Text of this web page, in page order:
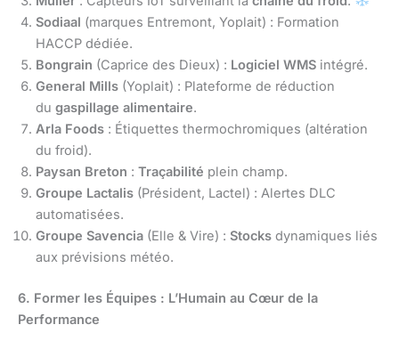
Sodiaal (marques Entremont, Yoplait) : Formation
HACCP dédiée.
Bongrain (Caprice des Dieux) : Logiciel WMS intégré.
General Mills (Yoplait) : Plateforme de réduction
du gaspillage alimentaire.
Arla Foods : Étiquettes thermochromiques (altération
du froid).
Paysan Breton : Traçabilité plein champ.
Groupe Lactalis (Président, Lactel) : Alertes DLC
automatisées.
Groupe Savencia (Elle & Vire) : Stocks dynamiques liés
aux prévisions météo.
6. Former les Équipes : L’Humain au Cœur de la
Performance